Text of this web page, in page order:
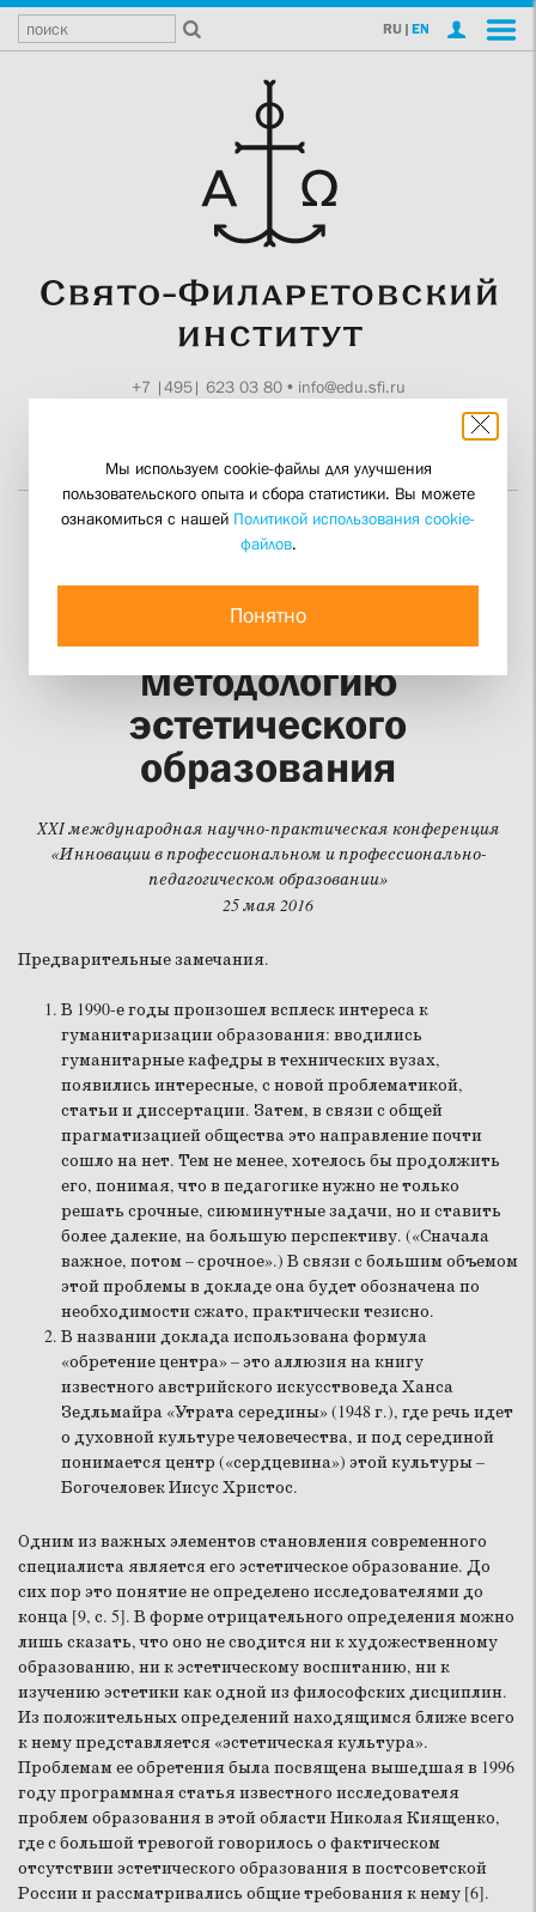
RU | EN
+7 |495| 623 03 80• info@edu.sfi.ru
«Обретение центра» как
основа инноваций в
методологию
эстетического
образования
XXI международная научно-практическая конференция
«Инновации в профессиональном и профессионально-
педагогическом образовании»
25 мая 2016
Предварительные замечания.
В 1990-е годы произошел всплеск интереса к
гуманитаризации образования: вводились
гуманитарные кафедры в технических вузах,
появились интересные, с новой проблематикой,
статьи и диссертации. Затем, в связи с общей
прагматизацией общества это направление почти
сошло на нет. Тем не менее, хотелось бы продолжить
его, понимая, что в педагогике нужно не только
решать срочные, сиюминутные задачи, но и ставить
более далекие, на большую перспективу. («Сначала
важное, потом – срочное».) В связи с большим объемом
этой проблемы в докладе она будет обозначена по
необходимости сжато, практически тезисно.
В названии доклада использована формула
«обретение центра» – это аллюзия на книгу
известного австрийского искусствоведа Ханса
Зедльмайра «Утрата середины» (1948 г.), где речь идет
о духовной культуре человечества, и под серединой
понимается центр («сердцевина») этой культуры –
Богочеловек Иисус Христос.
Одним из важных элементов становления современного
специалиста является его эстетическое образование. До
сих пор это понятие не определено исследователями до
конца [9, с. 5]. В форме отрицательного определения можно
лишь сказать, что оно не сводится ни к художественному
образованию, ни к эстетическому воспитанию, ни к
изучению эстетики как одной из философских дисциплин.
Из положительных определений находящимся ближе всего
к нему представляется «эстетическая культура».
Проблемам ее обретения была посвящена вышедшая в 1996
году программная статья известного исследователя
проблем образования в этой области Николая Киященко,
где с большой тревогой говорилось о фактическом
отсутствии эстетического образования в постсоветской
России и рассматривались общие требования к нему [6].
Мы используем cookie-файлы для улучшения
пользовательского опыта и сбора статистики. Вы можете
ознакомиться с нашей Политикой использования cookie-
файлов.
Понятно